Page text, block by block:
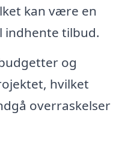
kan være en
indhente tilbud.
og
hvilket
overraskelser